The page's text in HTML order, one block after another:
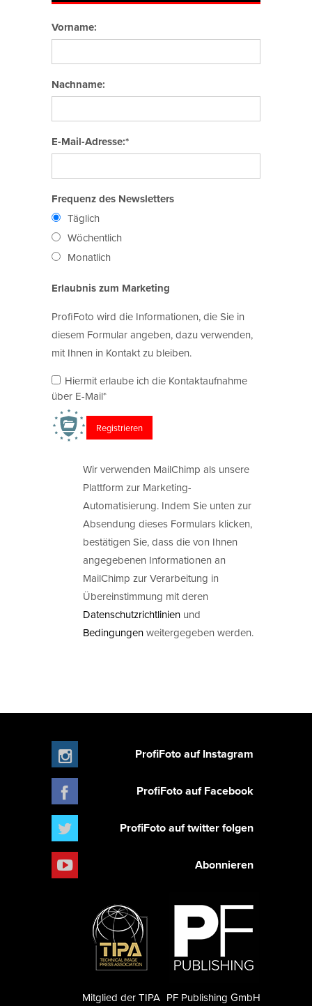
Vorname:
Nachname:
E-Mail-Adresse:*
Frequenz des Newsletters
Täglich
Wöchentlich
Monatlich
Erlaubnis zum Marketing
ProfiFoto wird die Informationen, die Sie in
diesem Formular angeben, dazu verwenden,
mit Ihnen in Kontakt zu bleiben.
Hiermit erlaube ich die Kontaktaufnahme
über E-Mail*
Wir verwenden MailChimp als unsere
Plattform zur Marketing-
Automatisierung. Indem Sie unten zur
Absendung dieses Formulars klicken,
bestätigen Sie, dass die von Ihnen
angegebenen Informationen an
MailChimp zur Verarbeitung in
Übereinstimmung mit deren
Datenschutzrichtlinien und
Bedingungenweitergegeben werden.
ProfiFoto auf Instagram
ProfiFoto auf Facebook
ProfiFoto auf twitter folgen
Abonnieren
PF Publishing GmbH
Mitglied der TIPA